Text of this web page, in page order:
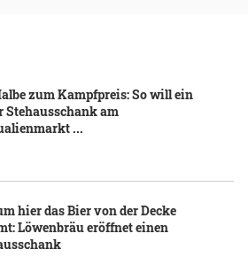
zum Kampfpreis: So will ein
Stehausschank am
...
hier das Bier von der Decke
Löwenbräu eröffnet einen